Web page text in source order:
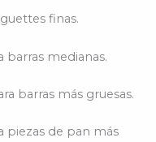
finas.
barras medianas.
barras más gruesas.
piezas de pan más